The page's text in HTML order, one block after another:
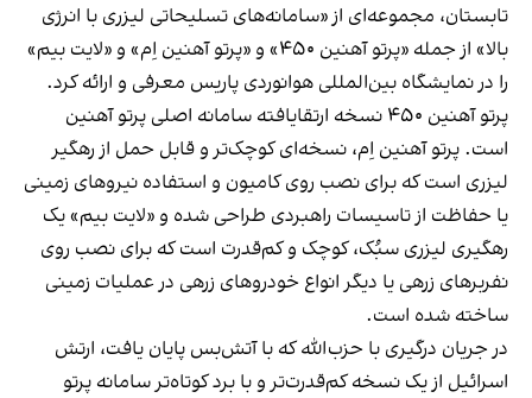
تابستان، مجموعه‌ای از «سامانه‌های تسلیحاتی لیزری با انرژی
بالا» از جمله «پرتو آهنین ۴۵۰» و «پرتو آهنین اِم» و «لایت بیم»
را در نمایشگاه بین‌المللی هوانوردی پاریس معرفی و ارائه کرد.
پرتو آهنین ۴۵۰ نسخه ارتقایافته سامانه اصلی پرتو آهنین
است. پرتو آهنین اِم، نسخه‌ای کوچک‌تر و قابل حمل از رهگیر
لیزری است که برای نصب روی کامیون و استفاده نیروهای زمینی
یا حفاظت از تاسیسات راهبردی طراحی شده و «لایت بیم» یک
رهگیری لیزری سبُک، کوچک و کم‌قدرت است که برای نصب روی
نفربرهای زرهی یا دیگر انواع خودروهای زرهی در عملیات زمینی
ساخته شده است.
در جریان درگیری با حزب‌الله که با آتش‌بس پایان یافت، ارتش
اسرائیل از یک نسخه کم‌قدرت‌تر و با برد کوتاه‌تر سامانه پرتو